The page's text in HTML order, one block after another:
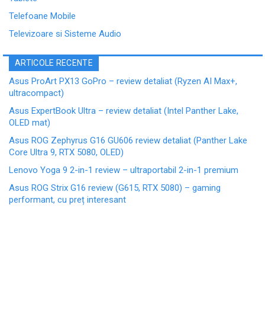
Telefoane Mobile
Televizoare si Sisteme Audio
ARTICOLE RECENTE
Asus ProArt PX13 GoPro – review detaliat (Ryzen AI Max+,
ultracompact)
Asus ExpertBook Ultra – review detaliat (Intel Panther Lake,
OLED mat)
Asus ROG Zephyrus G16 GU606 review detaliat (Panther Lake
Core Ultra 9, RTX 5080, OLED)
Lenovo Yoga 9 2-in-1 review – ultraportabil 2-in-1 premium
Asus ROG Strix G16 review (G615, RTX 5080) – gaming
performant, cu preț interesant